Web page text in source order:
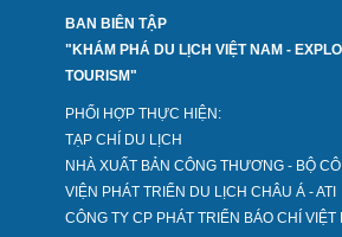
BAN BIÊN TẬP
"KHÁM PHÁ DU LỊCH VIỆT NAM -
TOURISM"
PHỐI HỢP THỰC HIỆN:
TẠP CHÍ DU LỊCH
NHÀ XUẤT BẢN CÔNG THƯƠNG - BỘ
VIỆN PHÁT TRIỂN DU LỊCH CHÂU Á - ATI
CÔNG TY CP PHÁT TRIỂN BÁO CHÍ VIỆT